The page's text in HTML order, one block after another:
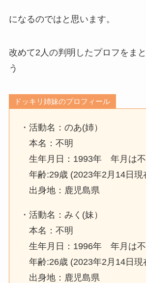
になるのではと思います。
改めて2人の判明したプロフをま
う
ドッキリ姉妹のプロフィール
・活動名：のあ(姉）
本名：不明
生年月日：1993年 年月は不
年齢:29歳 (2023年2月14日現
出身地：鹿児島県
・活動名：みく(妹）
本名：不明
生年月日：1996年 年月は不
年齢:26歳 (2023年2月14日現
出身地：鹿児島県